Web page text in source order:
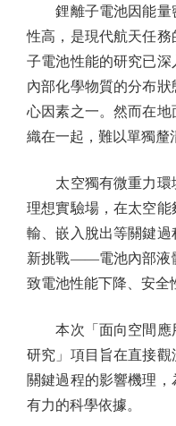
鋰離子電池因能量
性高，是現代航天任
子電池性能的研究已
內部化學物質的分布
心因素之一。然而在
織在一起，難以單獨釐
太空獨有微重力環
理想實驗場，在太空
輸、嵌入脫出等關鍵
新挑戰——電池內部液
致電池性能下降、安全
本次「面向空間應
研究」項目旨在直接
關鍵過程的影響機理
有力的科學依據。